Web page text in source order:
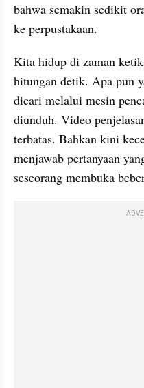
bahwa semakin sedikit
ke perpustakaan.
Kita hidup di zaman
hitungan detik. Apa pun
dicari melalui mesin
diunduh. Video
terbatas. Bahkan kini
menjawab pertanyaan
seseorang membuka